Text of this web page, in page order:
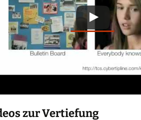
zur Vertiefung